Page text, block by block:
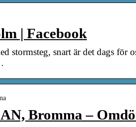
| Facebook
stormsteg, snart är det dags för
Bromma –